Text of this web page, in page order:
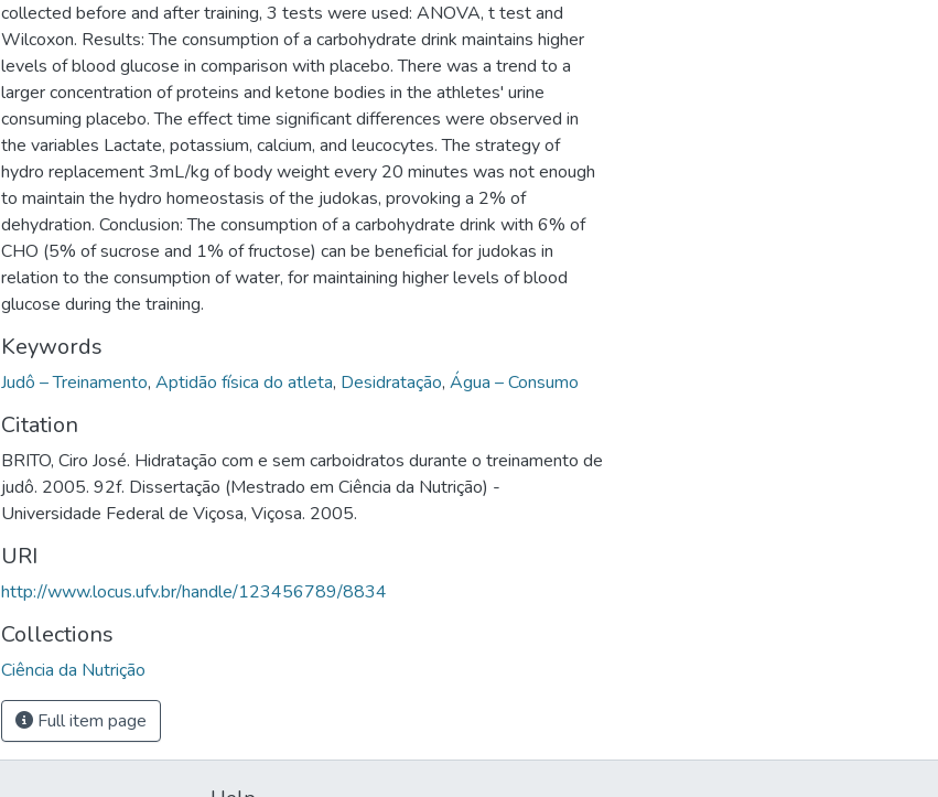
collected before and after training, 3 tests were used: ANOVA, t test and
Wilcoxon. Results: The consumption of a carbohydrate drink maintains higher
levels of blood glucose in comparison with placebo. There was a trend to a
larger concentration of proteins and ketone bodies in the athletes' urine
consuming placebo. The effect time significant differences were observed in
the variables Lactate, potassium, calcium, and leucocytes. The strategy of
hydro replacement 3mL/kg of body weight every 20 minutes was not enough
to maintain the hydro homeostasis of the judokas, provoking a 2% of
dehydration. Conclusion: The consumption of a carbohydrate drink with 6% of
CHO (5% of sucrose and 1% of fructose) can be beneficial for judokas in
relation to the consumption of water, for maintaining higher levels of blood
glucose during the training.
Keywords
Judô – Treinamento, Aptidão física do atleta, Desidratação, Água – Consumo
Citation
BRITO, Ciro José. Hidratação com e sem carboidratos durante o treinamento de
judô. 2005. 92f. Dissertação (Mestrado em Ciência da Nutrição) -
Universidade Federal de Viçosa, Viçosa. 2005.
URI
http://www.locus.ufv.br/handle/123456789/8834
Collections
Ciência da Nutrição
Full item page